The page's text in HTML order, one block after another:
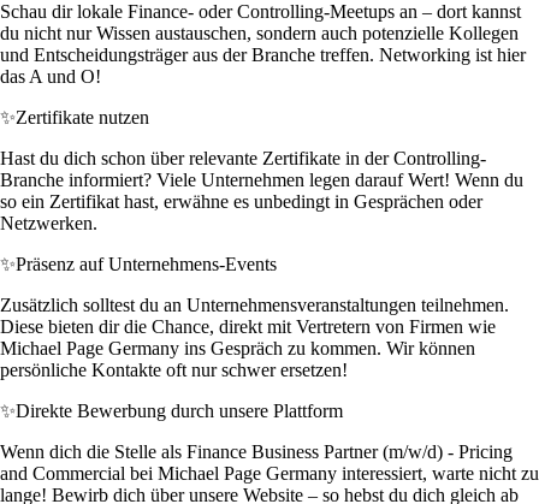
Schau dir lokale Finance- oder Controlling-Meetups an – dort kannst
du nicht nur Wissen austauschen, sondern auch potenzielle Kollegen
und Entscheidungsträger aus der Branche treffen. Networking ist hier
das A und O!
✨Zertifikate nutzen
Hast du dich schon über relevante Zertifikate in der Controlling-
Branche informiert? Viele Unternehmen legen darauf Wert! Wenn du
so ein Zertifikat hast, erwähne es unbedingt in Gesprächen oder
Netzwerken.
✨Präsenz auf Unternehmens-Events
Zusätzlich solltest du an Unternehmensveranstaltungen teilnehmen.
Diese bieten dir die Chance, direkt mit Vertretern von Firmen wie
Michael Page Germany ins Gespräch zu kommen. Wir können
persönliche Kontakte oft nur schwer ersetzen!
✨Direkte Bewerbung durch unsere Plattform
Wenn dich die Stelle als Finance Business Partner (m/w/d) - Pricing
and Commercial bei Michael Page Germany interessiert, warte nicht zu
lange! Bewirb dich über unsere Website – so hebst du dich gleich ab